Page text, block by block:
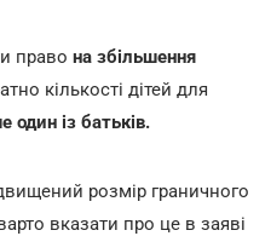
право на збільшення
кількості дітей для
один із батьків.
розмір граничного
вказати про це в заяві